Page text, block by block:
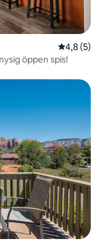
4,8 av 5 i
4,8 (5)
öppen spis!